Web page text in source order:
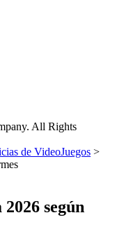
All Rights
de VideoJuegos >
según